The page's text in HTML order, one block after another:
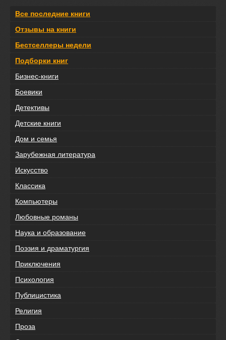
Все последние книги
Отзывы на книги
Бестселлеры недели
Подборки книг
Бизнес-книги
Боевики
Детективы
Детские книги
Дом и семья
Зарубежная литература
Искусство
Классика
Компьютеры
Любовные романы
Наука и образование
Поэзия и драматургия
Приключения
Психология
Публицистика
Религия
Проза